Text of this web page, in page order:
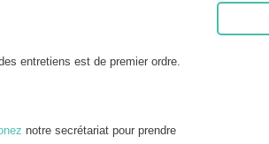
entretiens est de premier ordre.
notre secrétariat pour prendre